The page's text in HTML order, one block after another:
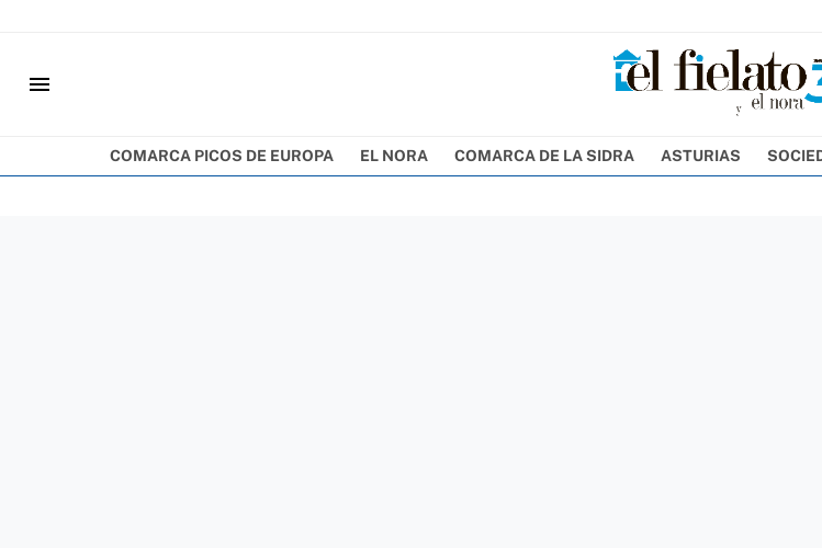
menu
COMARCA PICOS DE EUROPA EL NORA COMARCA DE LA SIDRA ASTURIAS